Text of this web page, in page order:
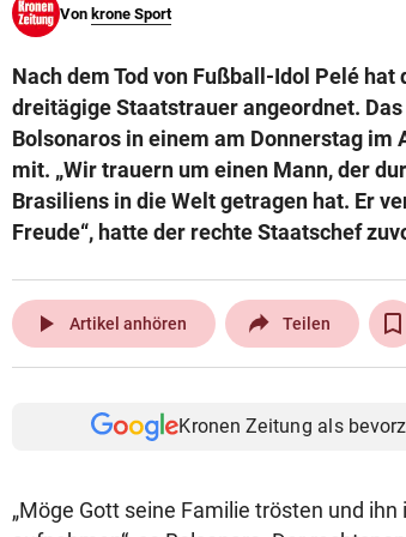
© Krone Multimedia GmbH & Co KG 2026
Von krone Sport
Nach dem Tod von Fußball-Idol Pelé
dreitägige Staatstrauer angeordnet.
Bolsonaros in einem am Donnerstag
mit. „Wir trauern um einen Mann, der
Brasiliens in die Welt getragen hat. Er
Freude“, hatte der rechte Staatschef
play_arrow Artikel anhören Teilen
Kronen Zeitung als
„Möge Gott seine Familie trösten und